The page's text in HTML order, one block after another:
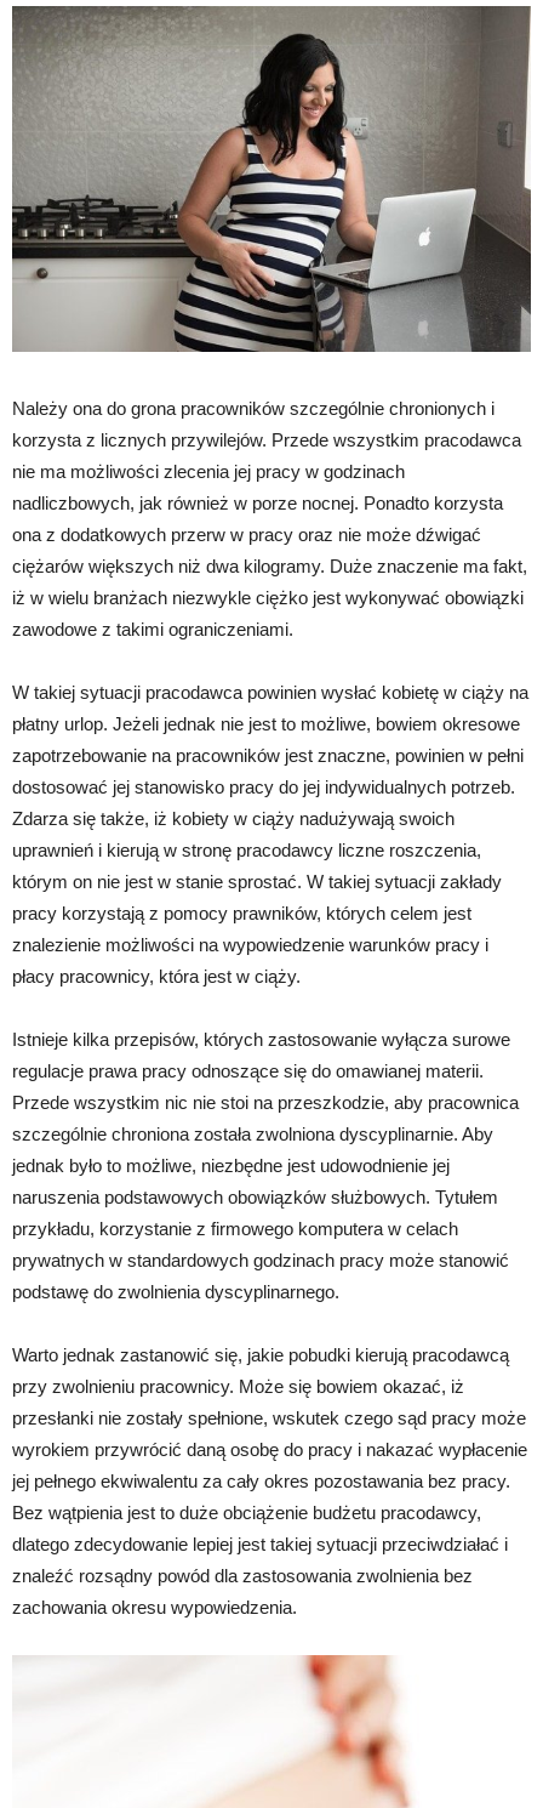
Należy ona do grona pracowników szczególnie chronionych i
korzysta z licznych przywilejów. Przede wszystkim pracodawca
nie ma możliwości zlecenia jej pracy w godzinach
nadliczbowych, jak również w porze nocnej. Ponadto korzysta
ona z dodatkowych przerw w pracy oraz nie może dźwigać
ciężarów większych niż dwa kilogramy. Duże znaczenie ma fakt,
iż w wielu branżach niezwykle ciężko jest wykonywać obowiązki
zawodowe z takimi ograniczeniami.
W takiej sytuacji pracodawca powinien wysłać kobietę w ciąży na
płatny urlop. Jeżeli jednak nie jest to możliwe, bowiem okresowe
zapotrzebowanie na pracowników jest znaczne, powinien w pełni
dostosować jej stanowisko pracy do jej indywidualnych potrzeb.
Zdarza się także, iż kobiety w ciąży nadużywają swoich
uprawnień i kierują w stronę pracodawcy liczne roszczenia,
którym on nie jest w stanie sprostać. W takiej sytuacji zakłady
pracy korzystają z pomocy prawników, których celem jest
znalezienie możliwości na wypowiedzenie warunków pracy i
płacy pracownicy, która jest w ciąży.
Istnieje kilka przepisów, których zastosowanie wyłącza surowe
regulacje prawa pracy odnoszące się do omawianej materii.
Przede wszystkim nic nie stoi na przeszkodzie, aby pracownica
szczególnie chroniona została zwolniona dyscyplinarnie. Aby
jednak było to możliwe, niezbędne jest udowodnienie jej
naruszenia podstawowych obowiązków służbowych. Tytułem
przykładu, korzystanie z firmowego komputera w celach
prywatnych w standardowych godzinach pracy może stanowić
podstawę do zwolnienia dyscyplinarnego.
Warto jednak zastanowić się, jakie pobudki kierują pracodawcą
przy zwolnieniu pracownicy. Może się bowiem okazać, iż
przesłanki nie zostały spełnione, wskutek czego sąd pracy może
wyrokiem przywrócić daną osobę do pracy i nakazać wypłacenie
jej pełnego ekwiwalentu za cały okres pozostawania bez pracy.
Bez wątpienia jest to duże obciążenie budżetu pracodawcy,
dlatego zdecydowanie lepiej jest takiej sytuacji przeciwdziałać i
znaleźć rozsądny powód dla zastosowania zwolnienia bez
zachowania okresu wypowiedzenia.